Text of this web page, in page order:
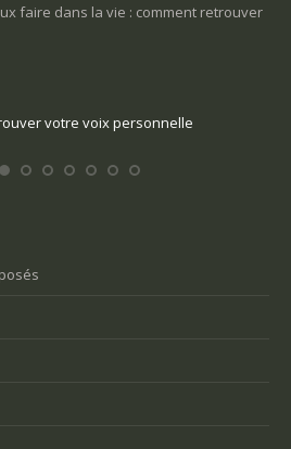
faire dans la vie : comment retrouver
votre voix personnelle